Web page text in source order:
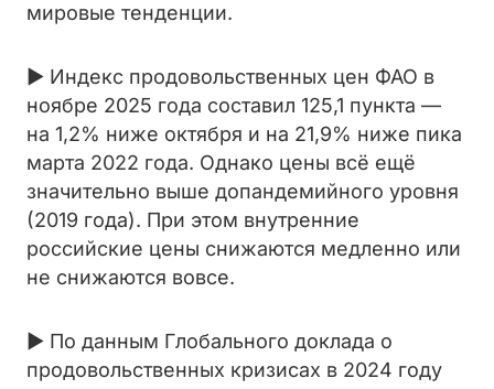
мировые тенденции.
► Индекс продовольственных цен ФАО в
ноябре 2025 года составил 125,1 пункта —
на 1,2% ниже октября и на 21,9% ниже пика
марта 2022 года. Однако цены всё ещё
значительно выше допандемийного уровня
(2019 года). При этом внутренние
российские цены снижаются медленно или
не снижаются вовсе.
► По данным Глобального доклада о
продовольственных кризисах в 2024 году